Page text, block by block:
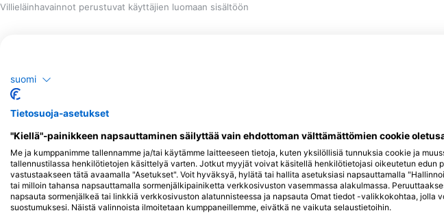
Villieläinhavainnot perustuvat käyttäjien luomaan sisältöön
Karppi
4Havaintoja
suomi
Tietosuoja-asetukset
"Kiellä"-painikkeen napsauttaminen säilyttää vain ehdottoman välttämättömien cookie
Me ja kumppanimme tallennamme ja/tai käytämme laitteeseen tietoja, kuten yksilöllisiä tunnuksia cookie ja
tallennustilassa henkilötietojen käsittelyä varten. Jotkut myyjät voivat käsitellä henkilötietojasi oikeutetun edun
vastustaakseen tätä avaamalla "Asetukset". Voit hyväksyä, hylätä tai hallita asetuksiasi napsauttamalla
tai milloin tahansa napsauttamalla sormenjälkipainiketta verkkosivuston vasemmassa alakulmassa.
napsauta sormenjälkeä tai linkkiä verkkosivuston alatunnisteessa ja napsauta Omat tiedot -valikkokohtaa, jolla
suostumuksesi. Näistä valinnoista ilmoitetaan kumppaneillemme, eivätkä ne vaikuta selaustietoihin.